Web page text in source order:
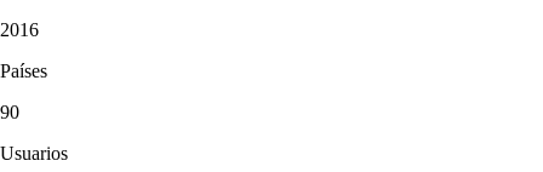
2016
Países
90
Usuarios